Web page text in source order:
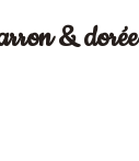
& dorée